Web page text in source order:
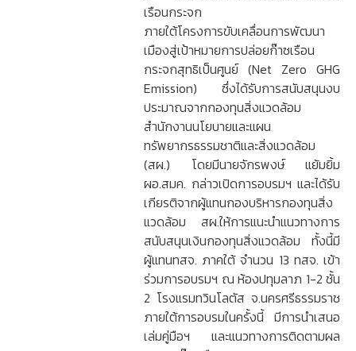
เรือนกระจก
ภายใต้โครงการขับเคลื่อนการพัฒนา
เมืองสู่เป้าหมายการปล่อยก๊าซเรือน
กระจกสุทธิเป็นศูนย์ (Net Zero GHG
Emission) ซึ่งได้รับการสนับสนุนงบ
ประมาณจากกองทุนสิ่งแวดล้อม
สำนักงานนโยบายและแผน
ทรัพยากรธรรมชาติและสิ่งแวดล้อม
(สผ.) โดยมีนายจักรพงษ์ แย้มยิ้ม
ผอ.สมค. กล่าวเปิดการอบรมฯ และได้รับ
เกียรติจากผู้แทนกองบริหารกองทุนสิ่ง
แวดล้อม สผ.ให้การแนะนำแนวทางการ
สนับสนุนเงินกองทุนสิ่งแวดล้อม ทั้งนี้มี
ผู้แทนทสจ. ภาคใต้ จำนวน 13 ทสจ. เข้า
ร่วมการอบรมฯ ณ ห้องปทุมลาภ 1-2 ชั้น
2 โรงแรมทวินโลตัส จ.นครศรีธรรมราช
ภายใต้การอบรมในครั้งนี้ มีการนำเสนอ
เล่มคู่มือฯ และแนวทางการติดตามผล